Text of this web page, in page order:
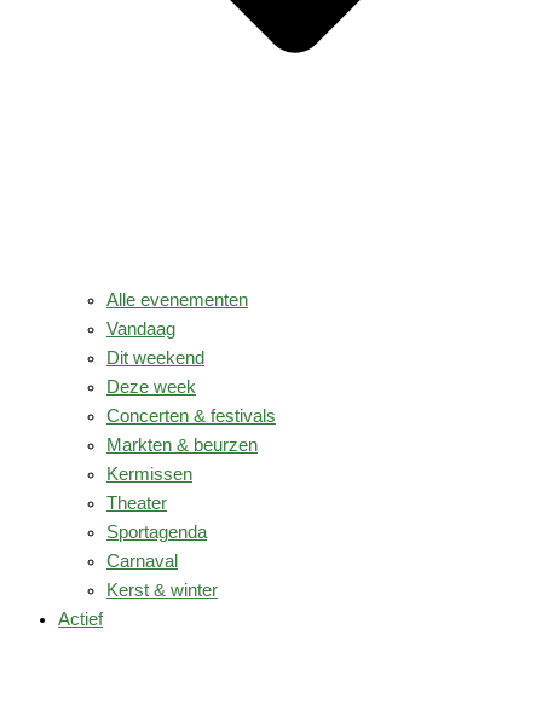
Alle evenementen
Vandaag
Dit weekend
Deze week
Concerten & festivals
Markten & beurzen
Kermissen
Theater
Sportagenda
Carnaval
Kerst & winter
Actief